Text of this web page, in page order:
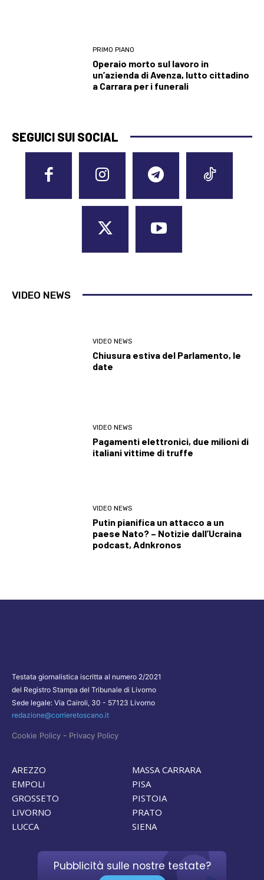
PRIMO PIANO
Operaio morto sul lavoro in
un’azienda di Avenza, lutto cittadino
a Carrara per i funerali
SEGUICI SUI SOCIAL
VIDEO NEWS
VIDEO NEWS
Chiusura estiva del Parlamento, le
date
VIDEO NEWS
Pagamenti elettronici, due milioni di
italiani vittime di truffe
VIDEO NEWS
Putin pianifica un attacco a un
paese Nato? – Notizie dall’Ucraina
podcast, Adnkronos
Testata giornalistica iscritta al numero 2/2021
del Registro Stampa del Tribunale di Livorno
Sede legale: Via Cairoli, 30 - 57123 Livorno
redazione@corrieretoscano.it
Cookie Policy - Privacy Policy
AREZZO
EMPOLI
GROSSETO
LIVORNO
LUCCA
MASSA CARRARA
PISA
PISTOIA
PRATO
SIENA
Pubblicità sulle nostre testate?